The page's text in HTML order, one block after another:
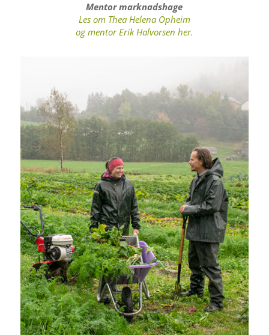
Mentor marknadshage
Les om Thea Helena Opheim
og mentor Erik Halvorsen her.